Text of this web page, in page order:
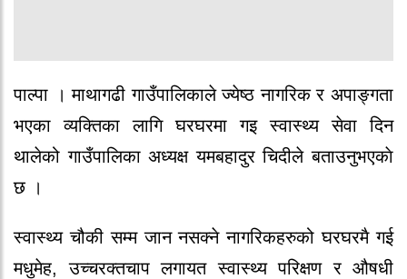
पाल्पा । माथागढी गाउँपालिकाले ज्येष्ठ नागरिक र अपाङ्गता
भएका व्यक्तिका लागि घरघरमा गइ स्वास्थ्य सेवा दिन
थालेको गाउँपालिका अध्यक्ष यमबहादुर चिदीले बताउनुभएकाे
छ ।
स्वास्थ्य चौकी सम्म जान नसक्ने नागरिकहरुको घरघरमै गई
मधुमेह, उच्चरक्तचाप लगायत स्वास्थ्य परिक्षण र औषधी